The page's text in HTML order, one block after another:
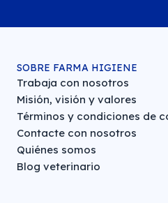
SOBRE FARMA HIGIENE
Trabaja con nosotros
Misión, visión y valores
Términos y condiciones de
Contacte con nosotros
Quiénes somos
Blog veterinario